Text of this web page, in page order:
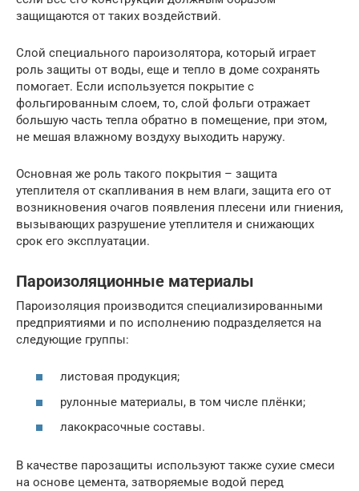
защищаются от таких воздействий.
Слой специального пароизолятора, который играет
роль защиты от воды, еще и тепло в доме сохранять
помогает. Если используется покрытие с
фольгированным слоем, то, слой фольги отражает
большую часть тепла обратно в помещение, при этом,
не мешая влажному воздуху выходить наружу.
Основная же роль такого покрытия – защита
утеплителя от скапливания в нем влаги, защита его от
возникновения очагов появления плесени или гниения,
вызывающих разрушение утеплителя и снижающих
срок его эксплуатации.
Пароизоляционные материалы
Пароизоляция производится специализированными
предприятиями и по исполнению подразделяется на
следующие группы:
листовая продукция;
рулонные материалы, в том числе плёнки;
лакокрасочные составы.
В качестве парозащиты используют также сухие смеси
на основе цемента, затворяемые водой перед